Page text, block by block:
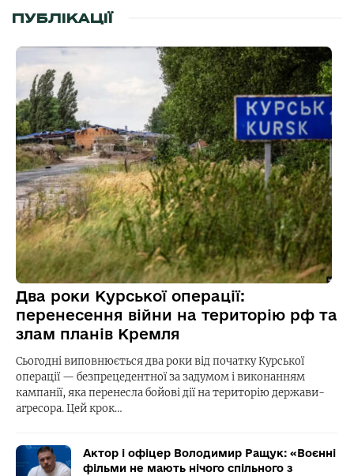
ПУБЛІКАЦІЇ
Два роки Курської операції:
перенесення війни на територію рф та
злам планів Кремля
Сьогодні виповнюється два роки від початку Курської
операції — безпрецедентної за задумом і виконанням
кампанії, яка перенесла бойові дії на територію держави-
агресора. Цей крок…
Актор і офіцер Володимир Ращук: «Воєнні
фільми не мають нічого спільного з